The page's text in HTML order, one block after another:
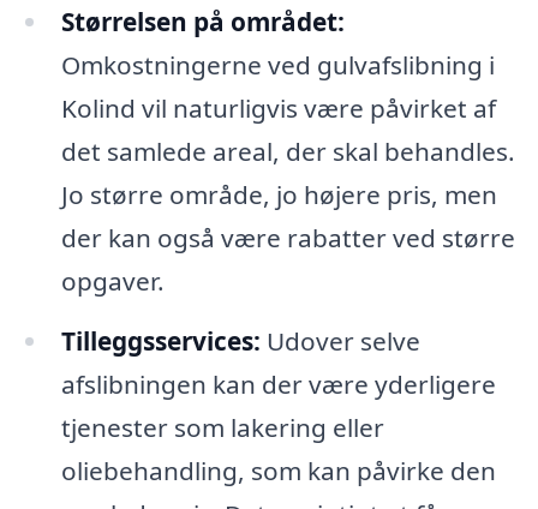
Størrelsen på området:
Omkostningerne ved gulvafslibning i
Kolind vil naturligvis være påvirket af
det samlede areal, der skal behandles.
Jo større område, jo højere pris, men
der kan også være rabatter ved større
opgaver.
Tilleggsservices: Udover selve
afslibningen kan der være yderligere
tjenester som lakering eller
oliebehandling, som kan påvirke den